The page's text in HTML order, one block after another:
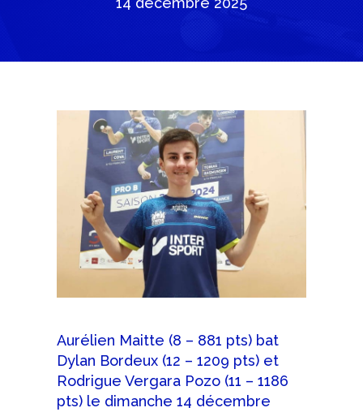
Aurélien Maitte (8 – 881 pts) bat
Dylan Bordeux (12 – 1209 pts) et
Rodrigue Vergara Pozo (11 – 1186
pts) le dimanche 14 décembre